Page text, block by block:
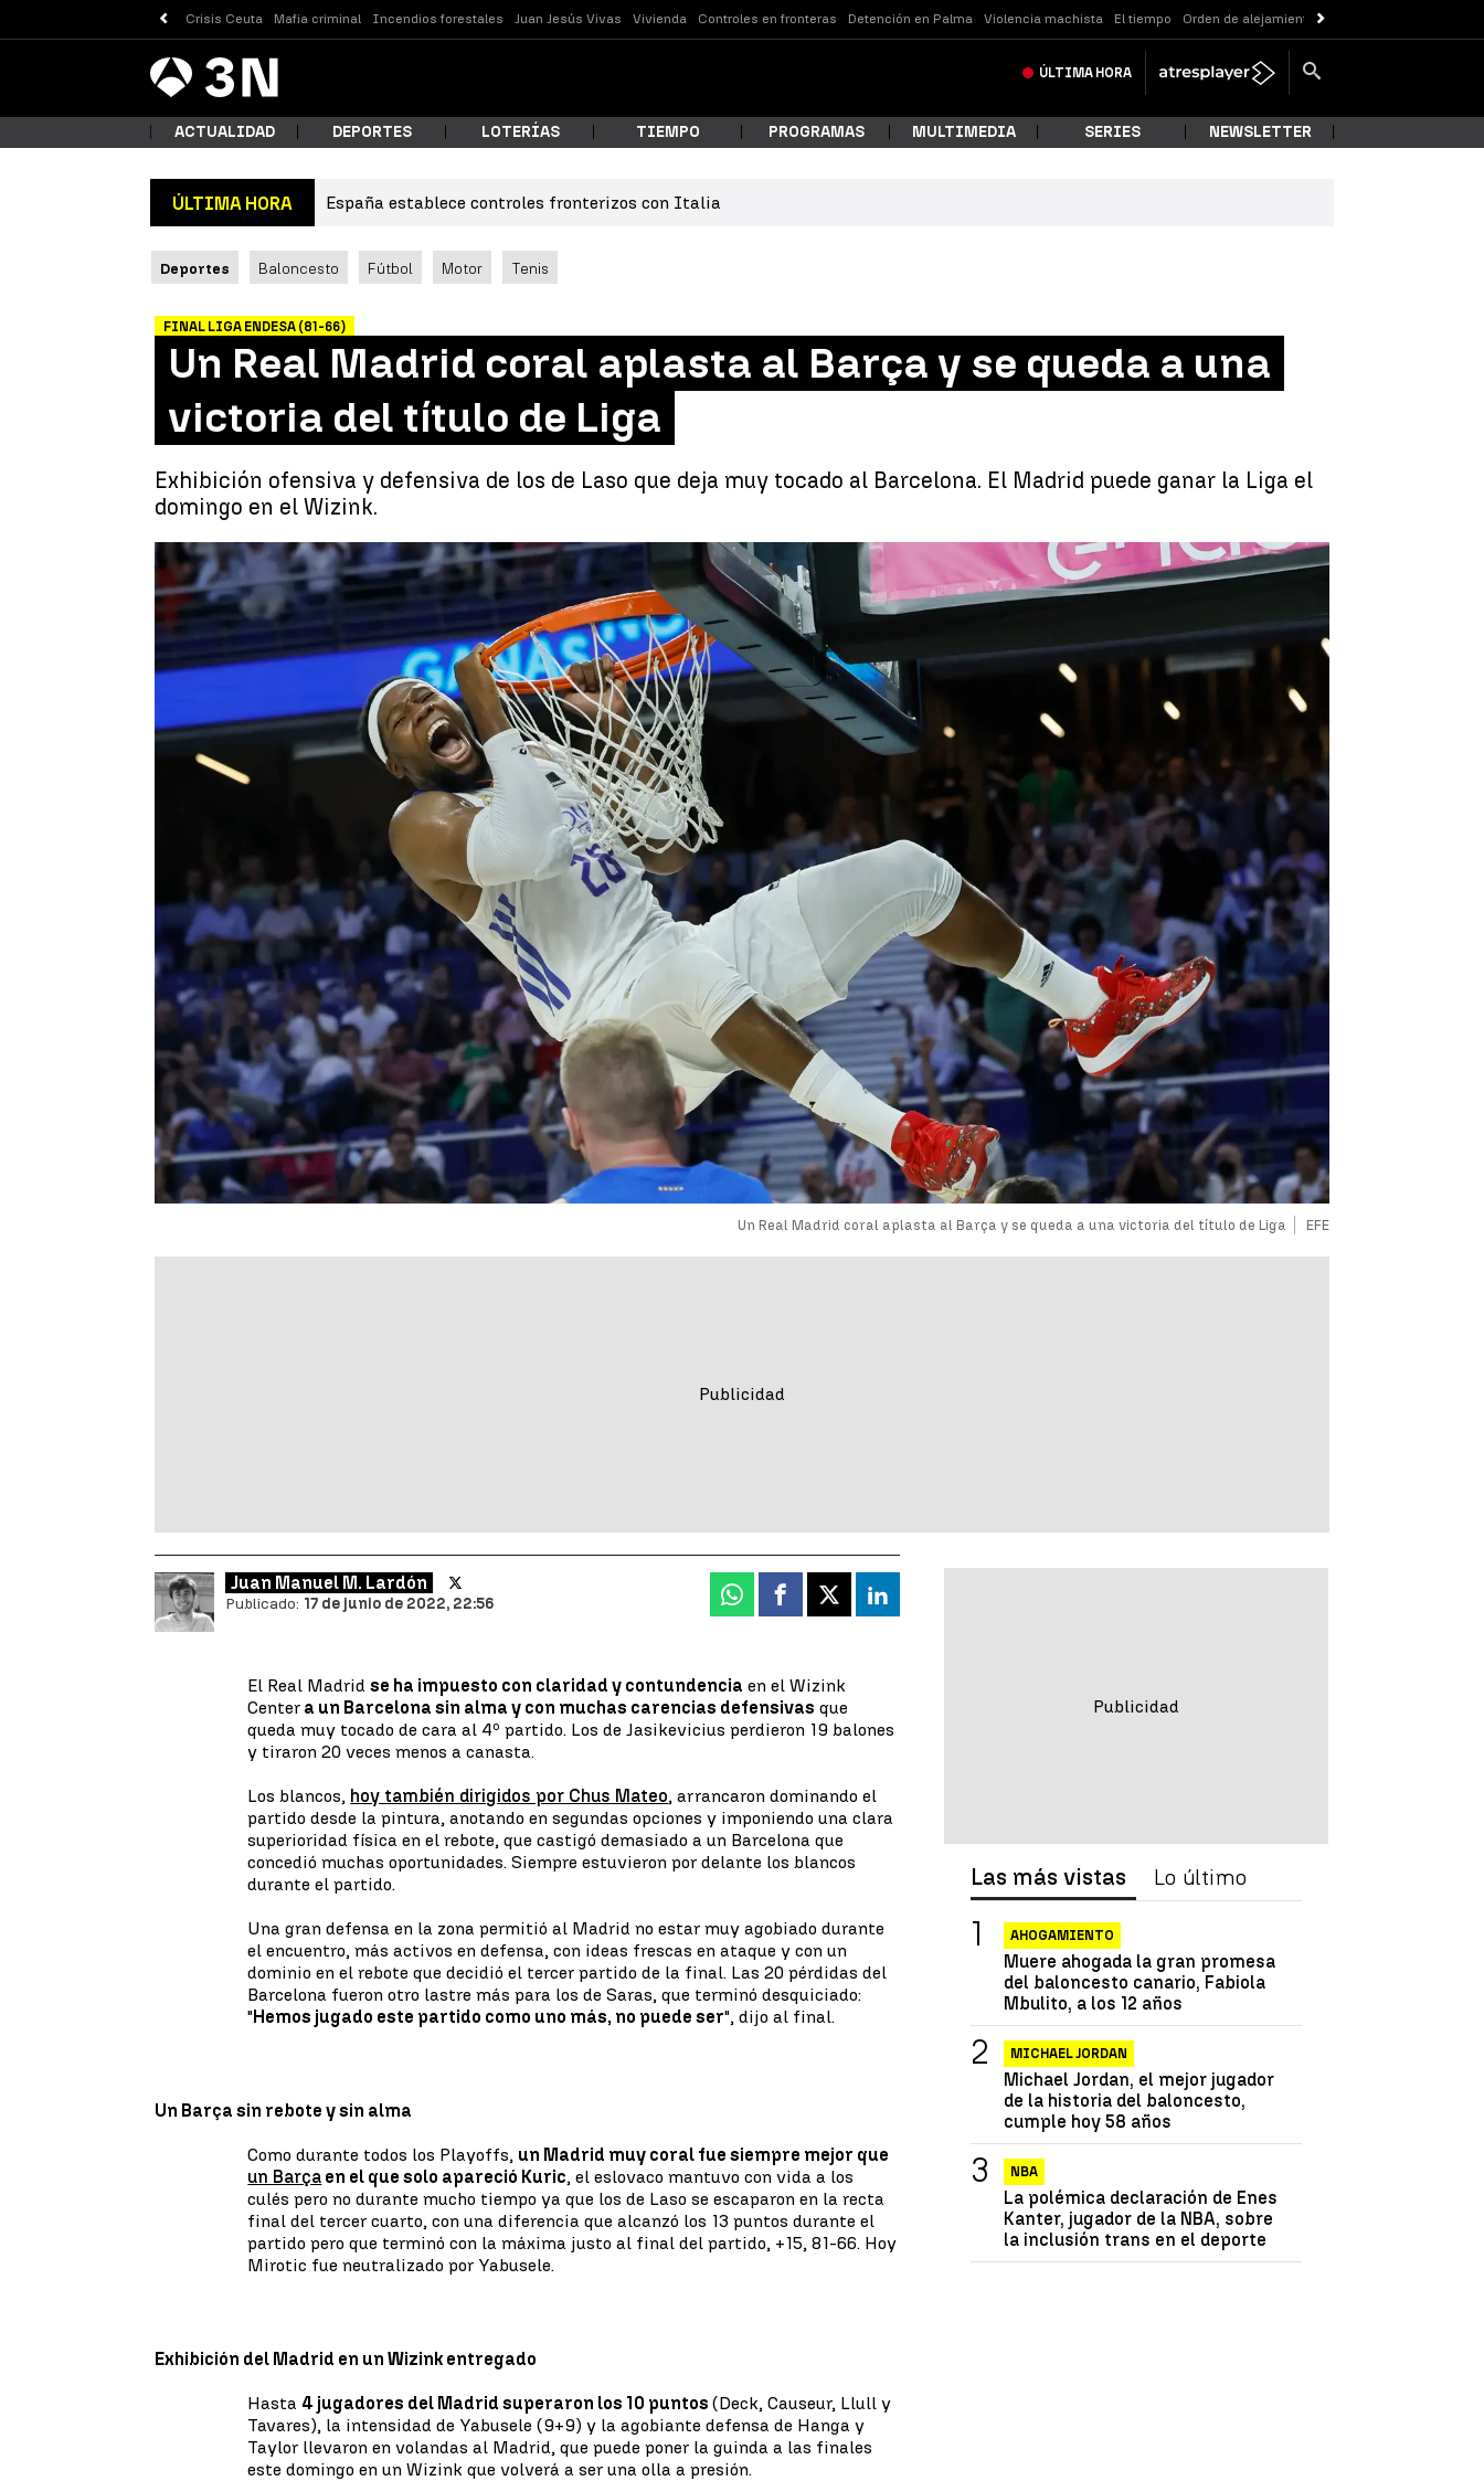
Crisis Ceuta Mafia criminal Incendios forestales Juan Jesús Vivas Vivienda Controles en fronteras Detención en Palma Violencia machista El tiempo Orden de alejamiento
Antena
3 Noticias ÚLTIMA HORA
¿Qué estás buscando?
ACTUALIDAD DEPORTES LOTERÍAS TIEMPO PROGRAMAS MULTIMEDIA SERIES NEWSLETTER
ÚLTIMA HORA España establece controles fronterizos con Italia
Deportes Baloncesto Fútbol Motor Tenis
FINAL LIGA ENDESA (81-66)
Un Real Madrid coral aplasta al Barça y se queda a una
victoria del título de Liga
Exhibición ofensiva y defensiva de los de Laso que deja muy tocado al Barcelona. El Madrid puede ganar la Liga el
domingo en el Wizink.
Un Real Madrid coral aplasta al Barça y se queda a una victoria del título de Liga EFE
Juan Manuel M. Lardón
Publicado: 17 de junio de 2022, 22:56 Whatsapp
Facebook
X Linkedin
El Real Madridse ha impuesto con claridad y contundencia en el Wizink
Center a un Barcelona sin alma y con muchas carencias defensivas que
queda muy tocado de cara al 4º partido. Los de Jasikevicius perdieron 19 balones
y tiraron 20 veces menos a canasta.
Los blancos, hoy también dirigidos por Chus Mateo, arrancaron dominando el
partido desde la pintura, anotando en segundas opciones y imponiendo una clara
superioridad física en el rebote, que castigó demasiado a un Barcelona que
concedió muchas oportunidades. Siempre estuvieron por delante los blancos
durante el partido.
Una gran defensa en la zona permitió al Madrid no estar muy agobiado durante
el encuentro, más activos en defensa, con ideas frescas en ataque y con un
dominio en el rebote que decidió el tercer partido de la final. Las 20 pérdidas del
Barcelona fueron otro lastre más para los de Saras, que terminó desquiciado:
"Hemos jugado este partido como uno más, no puede ser", dijo al final.
Un Barça sin rebote y sin alma
Como durante todos los Playoffs, un Madrid muy coral fue siempre mejor que
un Barça en el que solo apareció Kuric, el eslovaco mantuvo con vida a los
culés pero no durante mucho tiempo ya que los de Laso se escaparon en la recta
final del tercer cuarto, con una diferencia que alcanzó los 13 puntos durante el
partido pero que terminó con la máxima justo al final del partido, +15, 81-66. Hoy
Mirotic fue neutralizado por Yabusele.
Exhibición del Madrid en un Wizink entregado
Hasta 4 jugadores del Madrid superaron los 10 puntos(Deck, Causeur, Llull y
Tavares), la intensidad de Yabusele (9+9) y la agobiante defensa de Hanga y
Taylor llevaron en volandas al Madrid, que puede poner la guinda a las finales
este domingo en un Wizink que volverá a ser una olla a presión.
Las más vistas Lo último
AHOGAMIENTO
Muere ahogada la gran promesa
del baloncesto canario, Fabiola
Mbulito, a los 12 años
MICHAEL JORDAN
Michael Jordan, el mejor jugador
de la historia del baloncesto,
cumple hoy 58 años
NBA
La polémica declaración de Enes
Kanter, jugador de la NBA, sobre
la inclusión trans en el deporte